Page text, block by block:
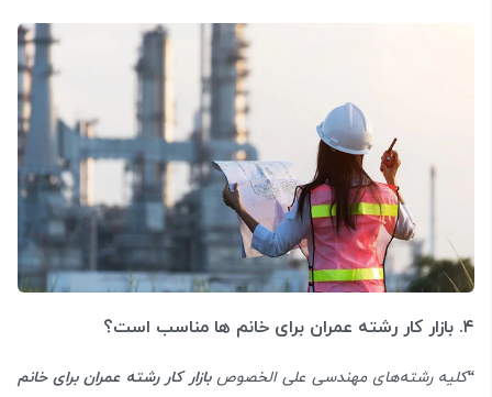
۴. بازار کار رشته عمران برای خانم ها مناسب است؟
“کلیه رشته‌های مهندسی علی الخصوصبازار کار رشته عمران برای خانم